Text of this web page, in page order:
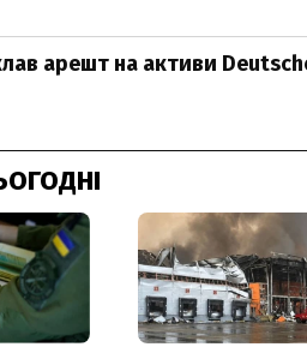
арешт на активи